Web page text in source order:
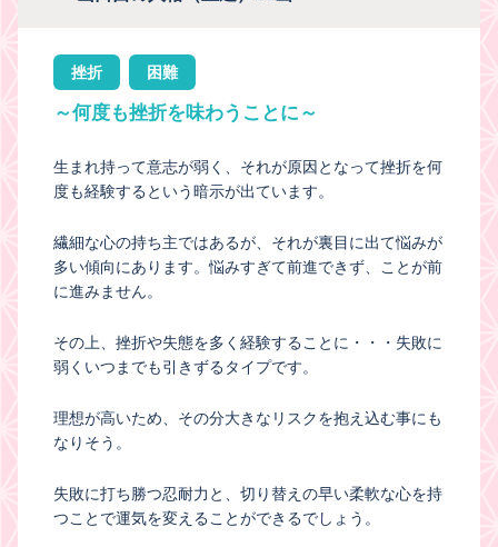
挫折 困難
～何度も挫折を味わうことに～
生まれ持って意志が弱く、それが原因となって挫折を何
度も経験するという暗示が出ています。
繊細な心の持ち主ではあるが、それが裏目に出て悩みが
多い傾向にあります。悩みすぎて前進できず、ことが前
に進みません。
その上、挫折や失態を多く経験することに・・・失敗に
弱くいつまでも引きずるタイプです。
理想が高いため、その分大きなリスクを抱え込む事にも
なりそう。
失敗に打ち勝つ忍耐力と、切り替えの早い柔軟な心を持
つことで運気を変えることができるでしょう。